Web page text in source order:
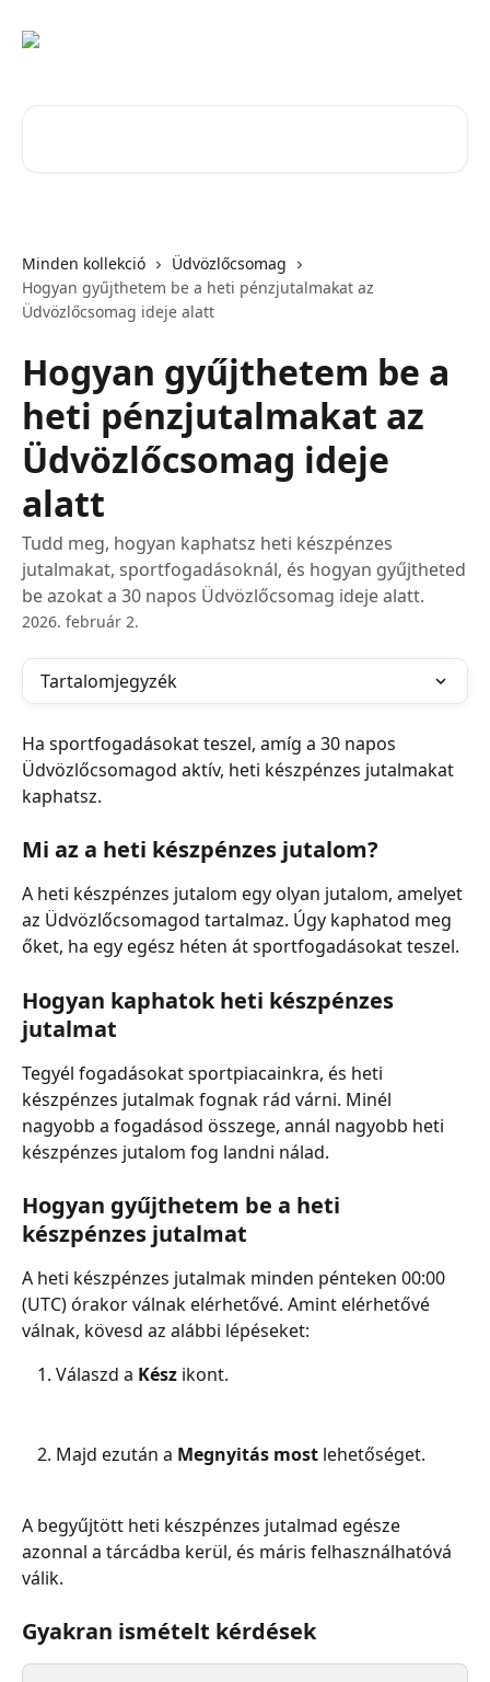
Minden kollekció
Üdvözlőcsomag
Hogyan gyűjthetem be a heti pénzjutalmakat az
Üdvözlőcsomag ideje alatt
Hogyan gyűjthetem be a
heti pénzjutalmakat az
Üdvözlőcsomag ideje
alatt
Tudd meg, hogyan kaphatsz heti készpénzes
jutalmakat, sportfogadásoknál, és hogyan gyűjtheted
be azokat a 30 napos Üdvözlőcsomag ideje alatt.
2026. február 2.
Tartalomjegyzék
Ha sportfogadásokat teszel, amíg a 30 napos
Üdvözlőcsomagod aktív, heti készpénzes jutalmakat
kaphatsz.
Mi az a heti készpénzes jutalom?
A heti készpénzes jutalom egy olyan jutalom, amelyet
az Üdvözlőcsomagod tartalmaz. Úgy kaphatod meg
őket, ha egy egész héten át sportfogadásokat teszel.
Hogyan kaphatok heti készpénzes
jutalmat
Tegyél fogadásokat sportpiacainkra, és heti
készpénzes jutalmak fognak rád várni. Minél
nagyobb a fogadásod összege, annál nagyobb heti
készpénzes jutalom fog landni nálad.
Hogyan gyűjthetem be a heti
készpénzes jutalmat
A heti készpénzes jutalmak minden pénteken 00:00
(UTC) órakor válnak elérhetővé. Amint elérhetővé
válnak, kövesd az alábbi lépéseket:
Válaszd a Kész ikont.
Majd ezután a Megnyitás most lehetőséget.
A begyűjtött heti készpénzes jutalmad egésze
azonnal a tárcádba kerül, és máris felhasználhatóvá
válik.
Gyakran ismételt kérdések